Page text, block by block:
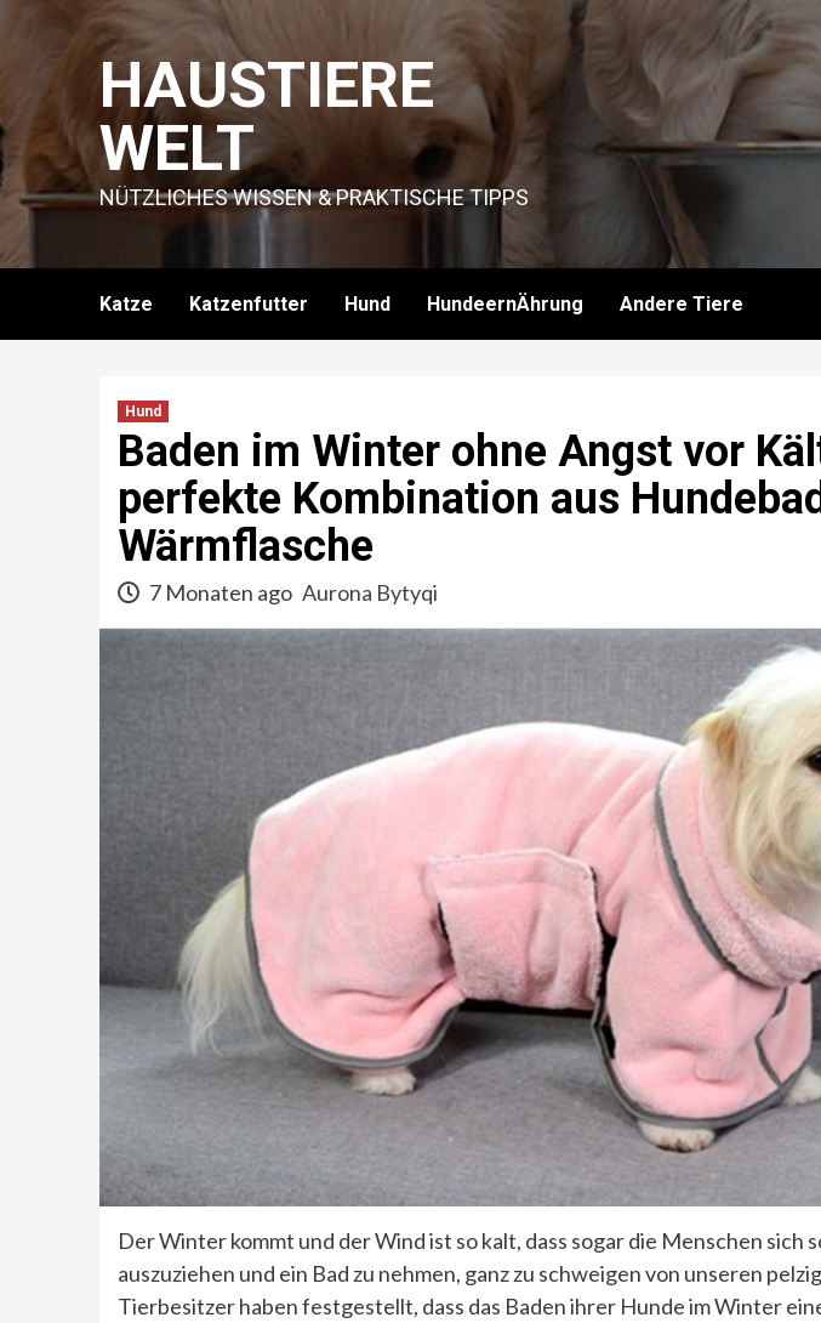
content
HAUSTIERE
WELT
NÜTZLICHES WISSEN & PRAKTISCHE TIPPS
Katze Katzenfutter Hund HundeernÄhrung Andere Tiere
Hund
Baden im Winter ohne Angst vor
perfekte Kombination aus
Wärmflasche
7 Monaten ago Aurona Bytyqi
Der Winter kommt und der Wind ist so kalt, dass sogar die Menschen sich
auszuziehen und ein Bad zu nehmen, ganz zu schweigen von unseren
Tierbesitzer haben festgestellt, dass das Baden ihrer Hunde im Winter